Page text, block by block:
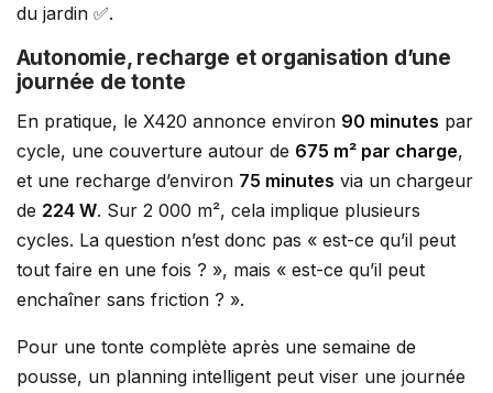
du jardin ✅.
Autonomie, recharge et organisation d’une
journée de tonte
En pratique, le X420 annonce environ 90 minutes par
cycle, une couverture autour de 675 m² par charge,
et une recharge d’environ 75 minutes via un chargeur
de 224 W. Sur 2 000 m², cela implique plusieurs
cycles. La question n’est donc pas « est-ce qu’il peut
tout faire en une fois ? », mais « est-ce qu’il peut
enchaîner sans friction ? ».
Pour une tonte complète après une semaine de
pousse, un planning intelligent peut viser une journée